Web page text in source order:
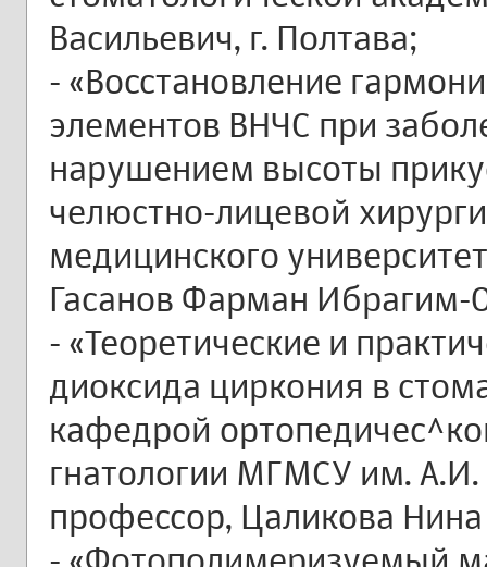
Васильевич, г. Полтава;
- «Восстановление
элементов ВНЧС при
нарушением высоты
челюстно-лицевой
медицинского
Гасанов Фарман Ибрагим-
- «Теоретические и
диоксида циркония в
кафедрой
гнатологии МГМСУ им.
профессор, Цаликова